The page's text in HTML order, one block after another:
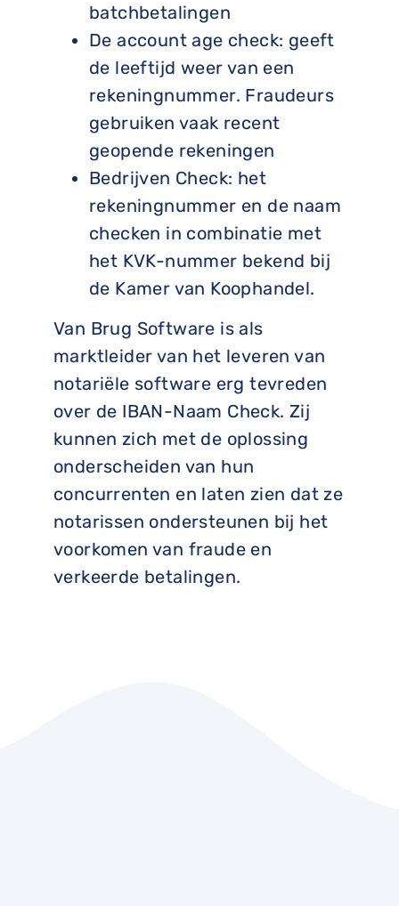
batchbetalingen
De account age check: geeft
de leeftijd weer van een
rekeningnummer. Fraudeurs
gebruiken vaak recent
geopende rekeningen
Bedrijven Check: het
rekeningnummer en de naam
checken in combinatie met
het KVK-nummer bekend bij
de Kamer van Koophandel.
Van Brug Software is als
marktleider van het leveren van
notariële software erg tevreden
over de IBAN-Naam Check. Zij
kunnen zich met de oplossing
onderscheiden van hun
concurrenten en laten zien dat ze
notarissen ondersteunen bij het
voorkomen van fraude en
verkeerde betalingen.